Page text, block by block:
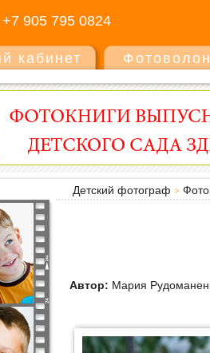
+7 905 795 0824
кабинет
Детский фотограф
Автор: Мария